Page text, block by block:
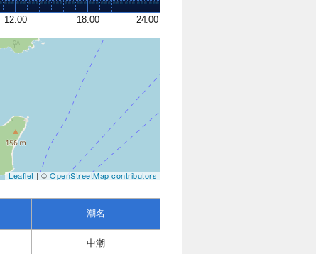
12:00 18:00 24:00
Leaflet| ©OpenStreetMap contributors
潮名
中潮